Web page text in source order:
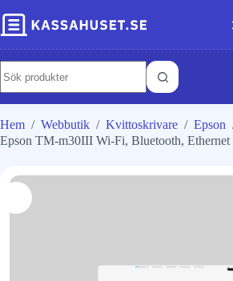
Hem / Webbutik / Kvittoskrivare / Epson
Epson TM-m30III Wi-Fi, Bluetooth,